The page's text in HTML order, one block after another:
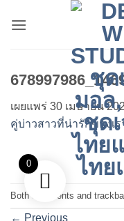
เผยแพร่ 30 เมษายน
คู่บ่าวสาวที่น่ารักของเ
Both comments and
← Previous
0